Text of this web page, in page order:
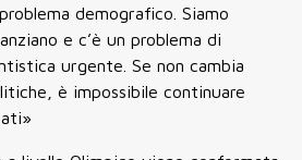
demografico. Siamo
e c’è un problema di
urgente. Se non cambia
è impossibile continuare